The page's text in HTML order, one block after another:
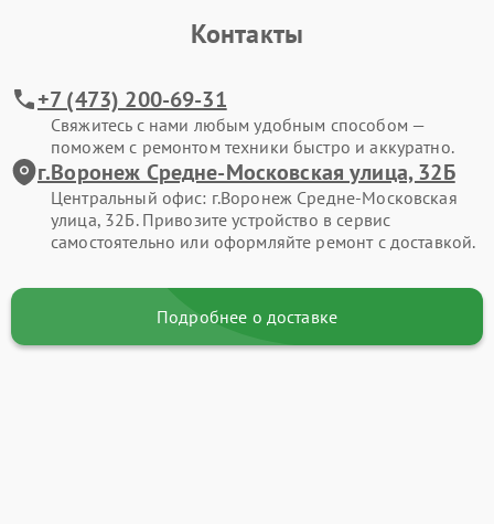
Контакты
+7 (473) 200-69-31
Свяжитесь с нами любым удобным способом —
поможем с ремонтом техники быстро и аккуратно.
г.Воронеж Средне-Московская улица, 32Б
Центральный офис: г.Воронеж Средне-Московская
улица, 32Б. Привозите устройство в сервис
самостоятельно или оформляйте ремонт с доставкой.
Подробнее о доставке